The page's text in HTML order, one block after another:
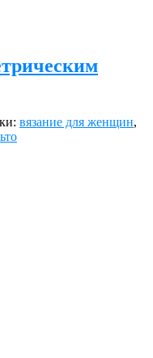
вязание для женщин,